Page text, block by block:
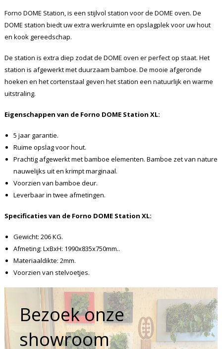
Forno DOME Station, is een stijlvol station voor de DOME oven. De
DOME station biedt uw extra werkruimte en opslagplek voor uw hout
en kook gereedschap.
De station is extra diep zodat de DOME oven er perfect op staat. Het
station is afgewerkt met duurzaam bamboe. De mooie afgeronde
hoeken en het cortenstaal geven het station een natuurlijk en warme
uitstraling.
Eigenschappen van de Forno DOME Station XL:
5 jaar garantie.
Ruime opslag voor hout.
Prachtig afgewerkt met bamboe elementen. Bamboe zet van nature
nauwelijks uit en krimpt marginaal.
Voorzien van bamboe deur.
Leverbaar in twee afmetingen.
Specificaties van de Forno DOME Station XL:
Gewicht: 206 KG.
Afmeting: LxBxH: 1990x835x750mm..
Materiaaldikte: 2mm.
Voorzien van stelvoetjes.
Bezoek onze
showroom